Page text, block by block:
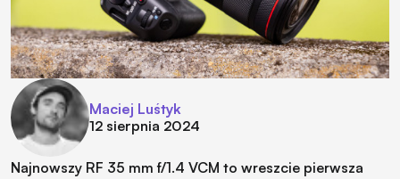
Maciej Luśtyk
12 sierpnia 2024
Najnowszy RF 35 mm f/1.4 VCM to wreszcie pierwsza